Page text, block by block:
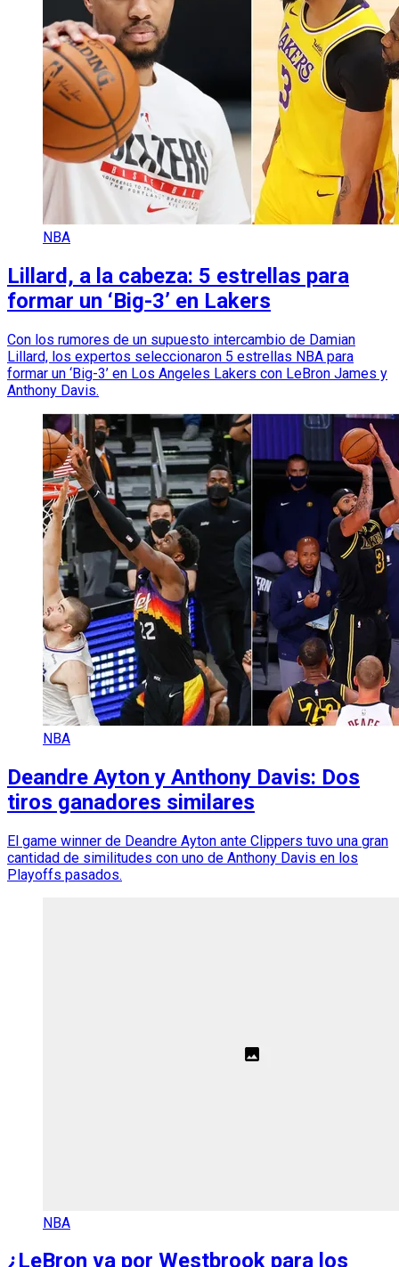
NBA
Lillard, a la cabeza: 5 estrellas para
formar un ‘Big-3’ en Lakers
Con los rumores de un supuesto intercambio de Damian
Lillard, los expertos seleccionaron 5 estrellas NBA para
formar un ‘Big-3’ en Los Angeles Lakers con LeBron James y
Anthony Davis.
NBA
Deandre Ayton y Anthony Davis: Dos
tiros ganadores similares
El game winner de Deandre Ayton ante Clippers tuvo una gran
cantidad de similitudes con uno de Anthony Davis en los
Playoffs pasados.
NBA
¿LeBron va por Westbrook para los